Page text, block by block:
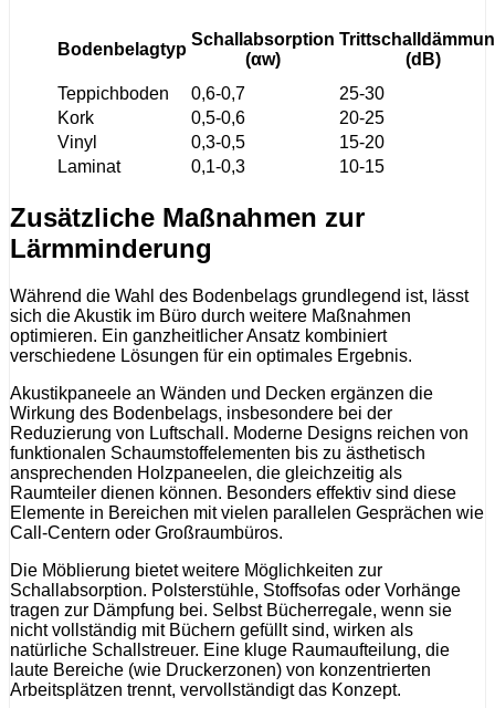
Bodenbelagtyp
Schallabsorption
(αw)
(dB)
Teppichboden
0,6-0,7
25-30
Kork
0,5-0,6
20-25
Vinyl
0,3-0,5
15-20
Laminat
0,1-0,3 10-15
Zusätzliche Maßnahmen zur
Lärmminderung
Während die Wahl des Bodenbelags grundlegend ist, lässt
sich die Akustik im Büro durch weitere Maßnahmen
optimieren. Ein ganzheitlicher Ansatz kombiniert
verschiedene Lösungen für ein optimales Ergebnis.
Akustikpaneele an Wänden und Decken ergänzen die
Wirkung des Bodenbelags, insbesondere bei der
Reduzierung von Luftschall. Moderne Designs reichen von
funktionalen Schaumstoffelementen bis zu ästhetisch
ansprechenden Holzpaneelen, die gleichzeitig als
Raumteiler dienen können. Besonders effektiv sind diese
Elemente in Bereichen mit vielen parallelen Gesprächen wie
Call-Centern oder Großraumbüros.
Die Möblierung bietet weitere Möglichkeiten zur
Schallabsorption. Polsterstühle, Stoffsofas oder Vorhänge
tragen zur Dämpfung bei. Selbst Bücherregale, wenn sie
nicht vollständig mit Büchern gefüllt sind, wirken als
natürliche Schallstreuer. Eine kluge Raumaufteilung, die
laute Bereiche (wie Druckerzonen) von konzentrierten
Arbeitsplätzen trennt, vervollständigt das Konzept.